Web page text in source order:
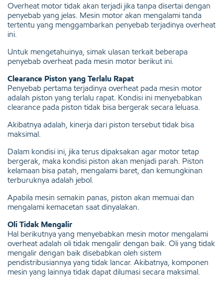
Overheat motor tidak akan terjadi jika tanpa disertai dengan
penyebab yang jelas. Mesin motor akan mengalami tanda
tertentu yang menggambarkan penyebab terjadinya overheat
ini.
Untuk mengetahuinya, simak ulasan terkait beberapa
penyebab overheat pada mesin motor berikut ini.
Clearance Piston yang Terlalu Rapat
Penyebab pertama terjadinya overheat pada mesin motor
adalah piston yang terlalu rapat. Kondisi ini menyebabkan
clearance pada piston tidak bisa bergerak secara leluasa.
Akibatnya adalah, kinerja dari piston tersebut tidak bisa
maksimal.
Dalam kondisi ini, jika terus dipaksakan agar motor tetap
bergerak, maka kondisi piston akan menjadi parah. Piston
kelamaan bisa patah, mengalami baret, dan kemungkinan
terburuknya adalah jebol.
Apabila mesin semakin panas, piston akan memuai dan
mengalami kemacetan saat dinyalakan.
Oli Tidak Mengalir
Hal berikutnya yang menyebabkan mesin motor mengalami
overheat adalah oli tidak mengalir dengan baik. Oli yang tidak
mengalir dengan baik disebabkan oleh sistem
pendistribusiannya yang tidak lancar. Akibatnya, komponen
mesin yang lainnya tidak dapat dilumasi secara maksimal.